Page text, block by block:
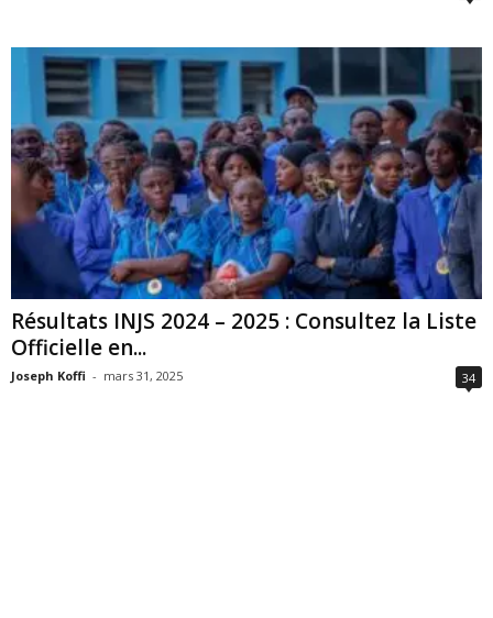
Résultats INJS 2024 – 2025 : Consultez la Liste
Officielle en...
Joseph Koffi - mars 31, 2025 34